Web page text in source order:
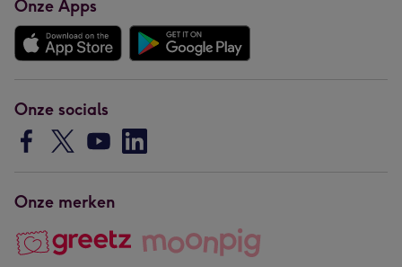
Onze Apps
Onze socials
Onze merken